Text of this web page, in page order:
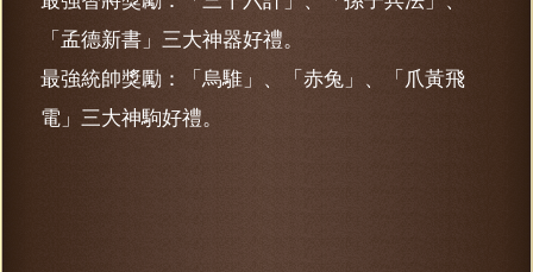
「孟德新書」三大神器好禮。
最強統帥獎勵：「烏騅」、「赤兔」、「爪黃飛
電」三大神駒好禮。